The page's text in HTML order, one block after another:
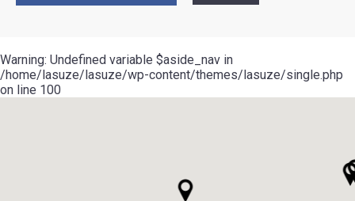
Warning: Undefined variable $aside_nav in
/home/lasuze/lasuze/wp-content/themes/lasuze/single.php
on line 100